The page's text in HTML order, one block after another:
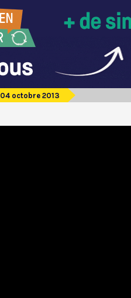
octobre 2013